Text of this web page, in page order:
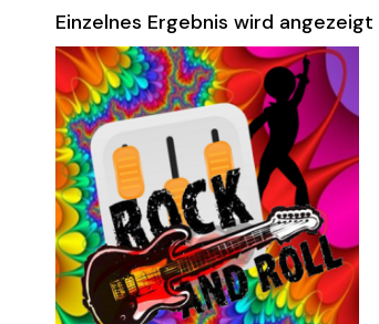
Einzelnes Ergebnis wird angezeigt